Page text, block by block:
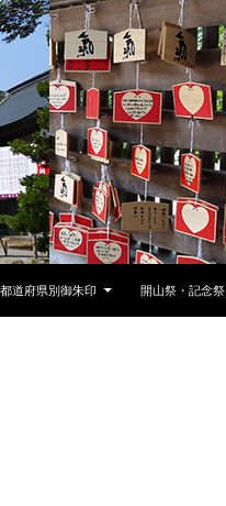
都道府県別御朱印 開山祭・記念祭